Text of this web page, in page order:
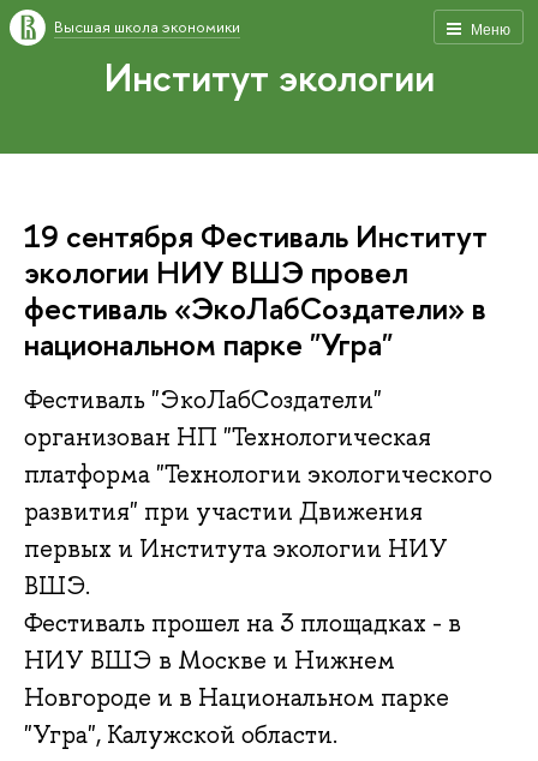
Меню
Высшая школа экономики
Институт экологии
19 сентября Фестиваль Институт
экологии НИУ ВШЭ провел
фестиваль «ЭкоЛабСоздатели» в
национальном парке "Угра"
Фестиваль "ЭкоЛабСоздатели"
организован НП "Технологическая
платформа "Технологии экологического
развития" при участии Движения
первых и Института экологии НИУ
ВШЭ.
Фестиваль прошел на 3 площадках - в
НИУ ВШЭ в Москве и Нижнем
Новгороде и в Национальном парке
"Угра", Калужской области.